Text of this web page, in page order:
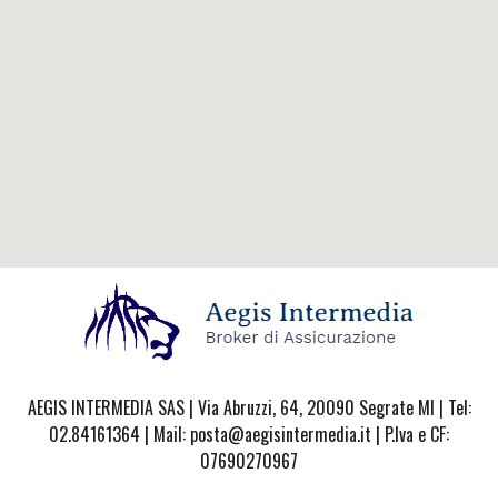
AEGIS INTERMEDIA SAS | Via Abruzzi, 64, 20090 Segrate MI | Tel:
02.84161364 | Mail: posta@aegisintermedia.it | P.Iva e CF:
07690270967